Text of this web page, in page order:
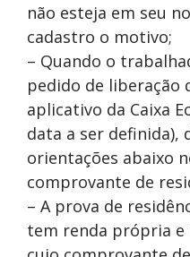
não esteja em seu
cadastro o motivo;
– Quando o
pedido de liberação
aplicativo da Caixa
data a ser definida),
orientações abaixo
comprovante de
– A prova de
tem renda própria e